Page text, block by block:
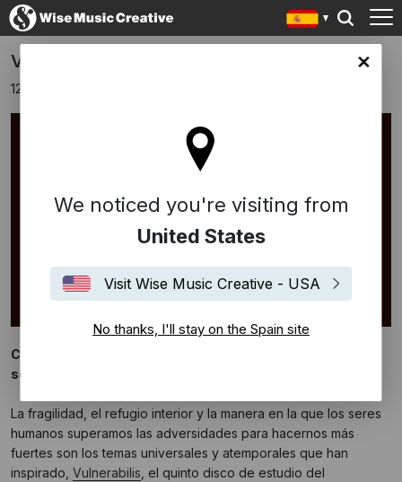
site
We noticed you're visiting from
United States
Visit Wise Music Creative - USA
No thanks, I'll stay on the Spain site
Vulnerabilis, nuevo álbum de Carlos Hof
12 febrero 2021
Carlos Hof publica Vulnerabilis, una exploración sonora
sobre la fragilidad humana
La fragilidad, el refugio interior y la manera en la que los seres
humanos superamos las adversidades para hacernos más
fuertes son los temas universales y atemporales que han
inspirado, Vulnerabilis , el quinto disco de estudio del